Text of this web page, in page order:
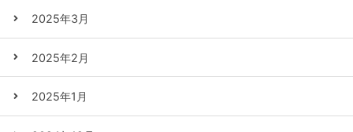
2025年3月
2025年2月
2025年1月